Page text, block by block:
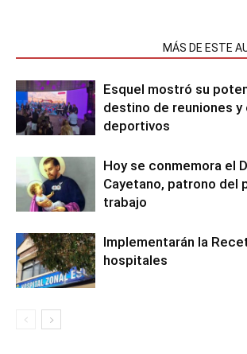
MÁS DE ESTE
Esquel mostró su
destino de reuniones y
deportivos
Hoy se conmemora el
Cayetano, patrono del
trabajo
Implementarán la
hospitales